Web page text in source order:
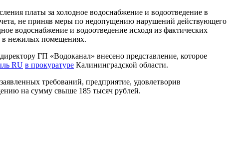
платы за холодное водоснабжение и водоотведение в
не приняв меры по недопущению нарушений действующего
водоснабжение и водоотведение исходя из фактических
в нежилых помещениях.
ГП «Водоканал» внесено представление, которое
RU в прокуратуре Калининградской области.
требований, предприятие, удовлетворив
на сумму свыше 185 тысяч рублей.